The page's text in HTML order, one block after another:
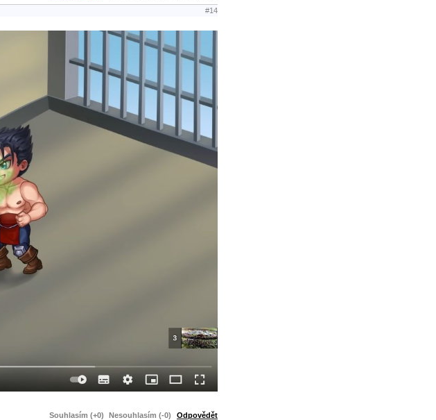
#14
Souhlasím (+0) Nesouhlasím (-0) Odpovědět